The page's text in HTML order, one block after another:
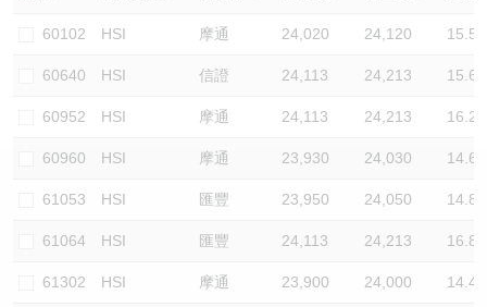
60102 HSI 摩通 24,020 24,120 15.5
60640 HSI 信證 24,113 24,213 15.6
60952 HSI 摩通 24,113 24,213 16.2
60960 HSI 摩通 23,930 24,030 14.6
61053 HSI 匯豐 23,950 24,050 14.8
61064 HSI 匯豐 24,113 24,213 16.8
61302 HSI 摩通 23,900 24,000 14.4
認股證/牛熊證日誌
認股證文件及公告
牛熊證到期結算價查詢
牛熊證分析儀
牛熊證文件及公告
中資ETFs溢價比較
AH 股價對照
ADR